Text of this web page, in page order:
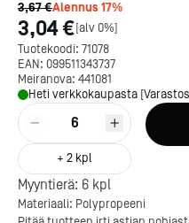
3,67 €Alennus17%
3,04 €[alv 0%]
Tuotekoodi: 71078
EAN: 099511343737
Meiranova: 441081
Heti verkkokaupasta
6
+ 2 kpl
Myyntierä: 6 kpl
Materiaali: Polypropeeni
Kotipizza on vuonna 1987
perustettu yritys, jolla on
300 ravintolaa eri puolella